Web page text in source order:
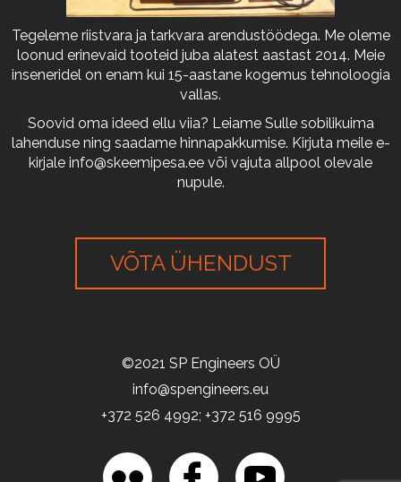
Tegeleme riistvara ja tarkvara arendustöödega. Me oleme
loonud erinevaid tooteid juba alatest aastast 2014. Meie
inseneridel on enam kui 15-aastane kogemus tehnoloogia
vallas.
Soovid oma ideed ellu viia? Leiame Sulle sobilikuima
lahenduse ning saadame hinnapakkumise. Kirjuta meile e-
kirjale info@skeemipesa.ee või vajuta allpool olevale
nupule.
VÕTA ÜHENDUST
©2021 SP Engineers OÜ
info@spengineers.eu
+372 526 4992; +372 516 9995